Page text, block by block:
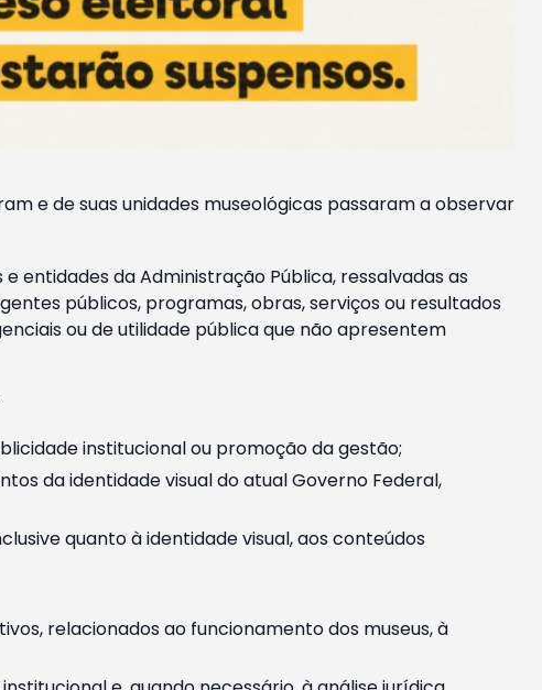
e de suas unidades museológicas passaram a observar
entidades da Administração Pública, ressalvadas as
públicos, programas, obras, serviços ou resultados
ou de utilidade pública que não apresentem
institucional ou promoção da gestão;
da identidade visual do atual Governo Federal,
quanto à identidade visual, aos conteúdos
relacionados ao funcionamento dos museus, à